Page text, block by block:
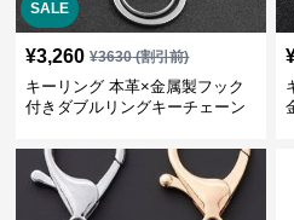
SALE
¥3,260 ¥3630(割引前)
キーリング 本革×金属製フック
付きダブルリングキーチェーン